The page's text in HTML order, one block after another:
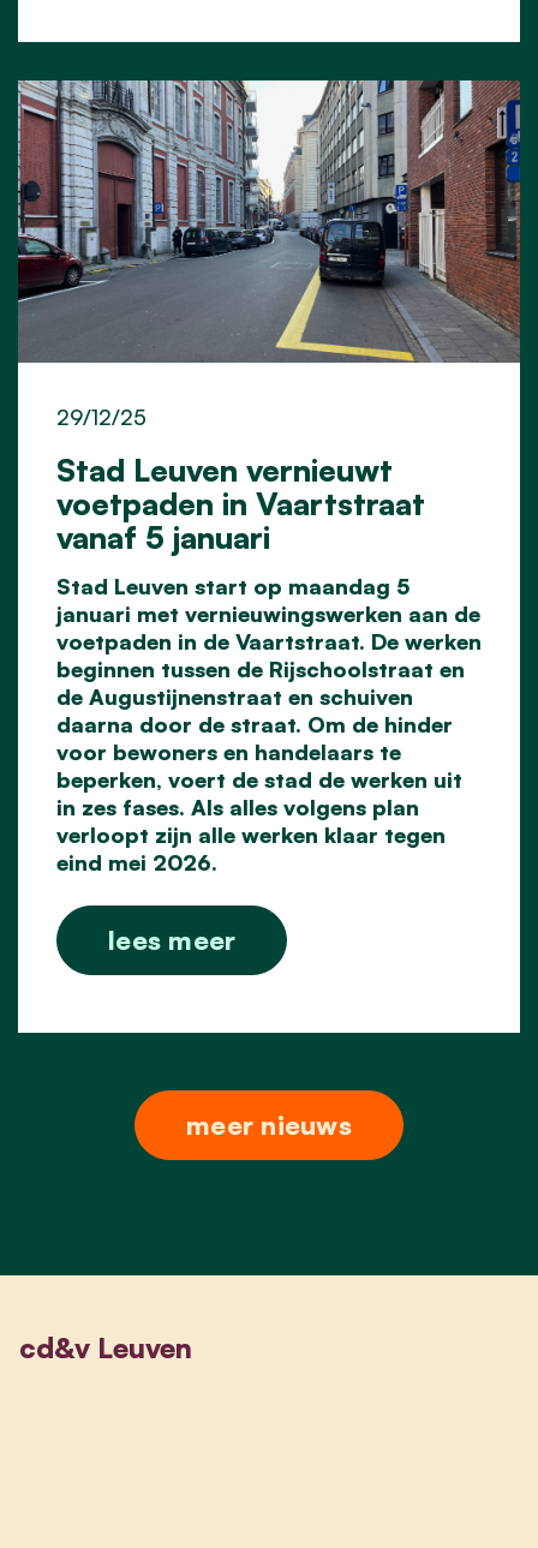
Stad Leuven vernieuwt
voetpaden in Vaartstraat
vanaf 5 januari
29/12/25
Stad Leuven start op maandag 5
januari met vernieuwingswerken aan de
voetpaden in de Vaartstraat. De werken
beginnen tussen de Rijschoolstraat en
de Augustijnenstraat en schuiven
daarna door de straat. Om de hinder
voor bewoners en handelaars te
beperken, voert de stad de werken uit
in zes fases. Als alles volgens plan
verloopt zijn alle werken klaar tegen
eind mei 2026.
lees meer
meer nieuws
cd&v Leuven